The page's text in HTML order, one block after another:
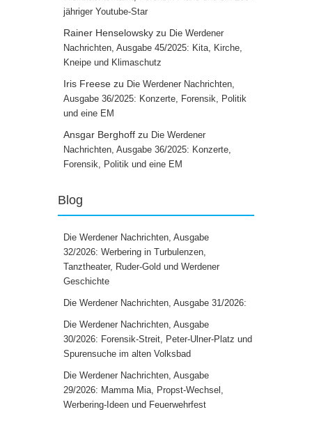
jähriger Youtube-Star
Rainer Henselowsky zu Die Werdener
Nachrichten, Ausgabe 45/2025: Kita, Kirche,
Kneipe und Klimaschutz
Iris Freese zu Die Werdener Nachrichten,
Ausgabe 36/2025: Konzerte, Forensik, Politik
und eine EM
Ansgar Berghoff zu Die Werdener
Nachrichten, Ausgabe 36/2025: Konzerte,
Forensik, Politik und eine EM
Blog
Die Werdener Nachrichten, Ausgabe
32/2026: Werbering in Turbulenzen,
Tanztheater, Ruder-Gold und Werdener
Geschichte
Die Werdener Nachrichten, Ausgabe 31/2026:
Die Werdener Nachrichten, Ausgabe
30/2026: Forensik-Streit, Peter-Ulner-Platz und
Spurensuche im alten Volksbad
Die Werdener Nachrichten, Ausgabe
29/2026: Mamma Mia, Propst-Wechsel,
Werbering-Ideen und Feuerwehrfest